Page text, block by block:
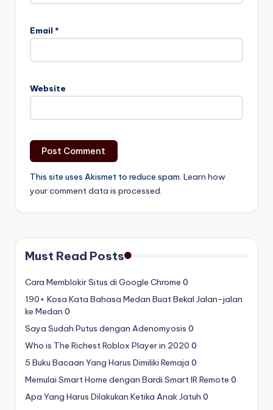
Email *
Website
This site uses Akismet to reduce spam. Learn how
your comment data is processed.
Must Read Posts
Cara Memblokir Situs di Google Chrome 0
190+ Kosa Kata Bahasa Medan Buat Bekal Jalan-jalan
ke Medan 0
Saya Sudah Putus dengan Adenomyosis 0
Who is The Richest Roblox Player in 2020 0
5 Buku Bacaan Yang Harus Dimiliki Remaja 0
Memulai Smart Home dengan Bardi Smart IR Remote 0
Apa Yang Harus Dilakukan Ketika Anak Jatuh 0